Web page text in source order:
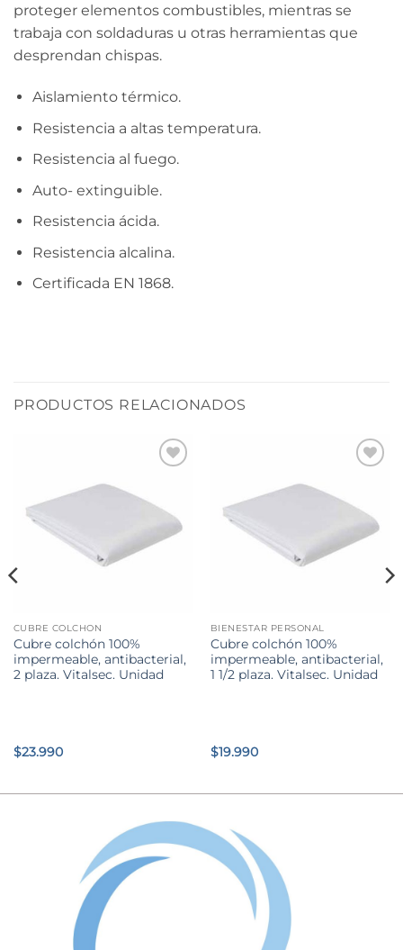
proteger elementos combustibles, mientras se
trabaja con soldaduras u otras herramientas que
desprendan chispas.
Aislamiento térmico.
Resistencia a altas temperatura.
Resistencia al fuego.
Auto- extinguible.
Resistencia ácida.
Resistencia alcalina.
Certificada EN 1868.
PRODUCTOS RELACIONADOS
CUBRE COLCHON
Cubre colchón 100%
impermeable, antibacterial,
2 plaza. Vitalsec. Unidad
$23.990
BIENESTAR PERSONAL
Cubre colchón 100%
impermeable, antibacterial,
1 1/2 plaza. Vitalsec. Unidad
$19.990